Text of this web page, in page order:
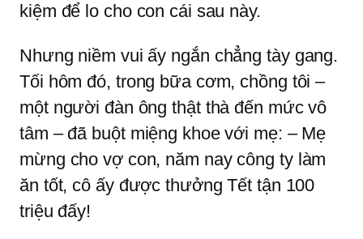
kiệm để lo cho con cái sau này.
Nhưng niềm vui ấy ngắn chẳng tày gang.
Tối hôm đó, trong bữa cơm, chồng tôi –
một người đàn ông thật thà đến mức vô
tâm – đã buột miệng khoe với mẹ: – Mẹ
mừng cho vợ con, năm nay công ty làm
ăn tốt, cô ấy được thưởng Tết tận 100
triệu đấy!